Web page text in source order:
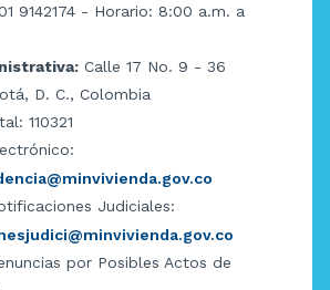
9142174 - Horario: 8:00 a.m. a
Calle 17 No. 9 - 36
D. C., Colombia
110321
Judiciales:
por Posibles Actos de